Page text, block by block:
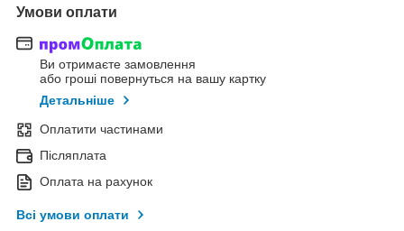
Умови оплати
Ви отримаєте замовлення
або гроші повернуться на вашу картку
Детальніше
Оплатити частинами
Післяплата
Оплата на рахунок
Всі умови оплати